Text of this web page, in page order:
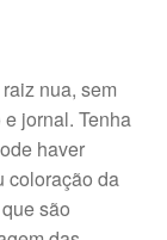
nua, sem
jornal. Tenha
haver
coloração da
são